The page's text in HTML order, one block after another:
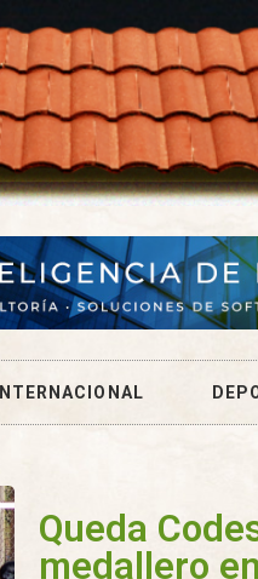
INTERNACIONAL
Queda
medallero